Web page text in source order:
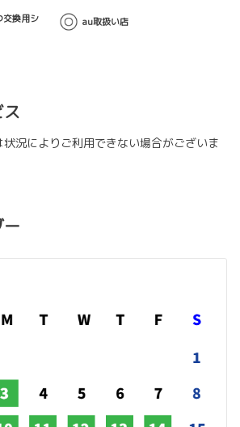
交換用シ
au取扱い店
状況によりご利用できない場合がございま